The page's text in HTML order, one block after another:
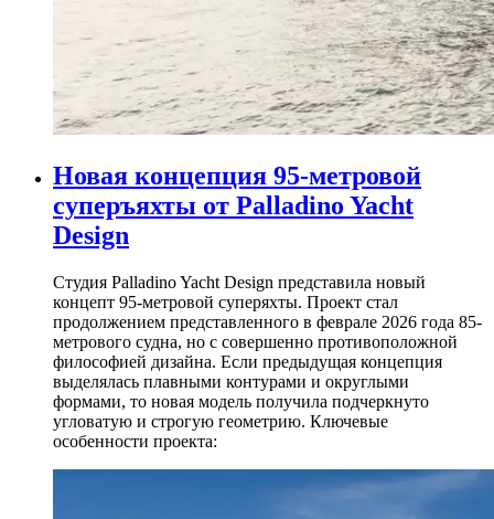
Новая концепция 95-метровой
суперъяхты от Palladino Yacht
Design
Студия Palladino Yacht Design представила новый
концепт 95-метровой суперяхты. Проект стал
продолжением представленного в феврале 2026 года 85-
метрового судна, но с совершенно противоположной
философией дизайна. Если предыдущая концепция
выделялась плавными контурами и округлыми
формами, то новая модель получила подчеркнуто
угловатую и строгую геометрию. Ключевые
особенности проекта: